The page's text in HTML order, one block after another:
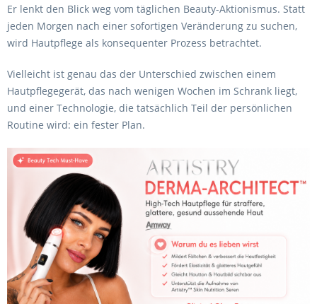
Er lenkt den Blick weg vom täglichen Beauty-Aktionismus. Statt
jeden Morgen nach einer sofortigen Veränderung zu suchen,
wird Hautpflege als konsequenter Prozess betrachtet.
Vielleicht ist genau das der Unterschied zwischen einem
Hautpflegegerät, das nach wenigen Wochen im Schrank liegt,
und einer Technologie, die tatsächlich Teil der persönlichen
Routine wird: ein fester Plan.